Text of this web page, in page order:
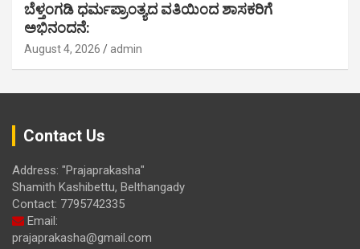
ಬೆಳ್ತಂಗಡಿ ಧರ್ಮಪ್ರಾಂತ್ಯದ ವತಿಯಿಂದ ಶಾಸಕರಿಗೆ
ಅಭಿನಂದನೆ:
August 4, 2026 admin
Contact Us
Address: "Prajaprakasha"
Shamith Kashibettu, Belthangady
Contact: 7795742335
Email:
prajaprakasha@gmail.com